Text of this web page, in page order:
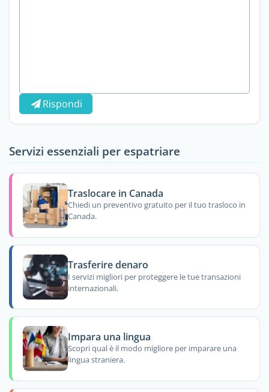
Rispondi
Servizi essenziali per espatriare
Traslocare in Canada
Chiedi un preventivo gratuito per il tuo trasloco in
Canada.
Trasferire denaro
I servizi migliori per proteggere le tue transazioni
internazionali.
Impara una lingua
Scopri qual è il modo migliore per imparare una
lingua straniera.